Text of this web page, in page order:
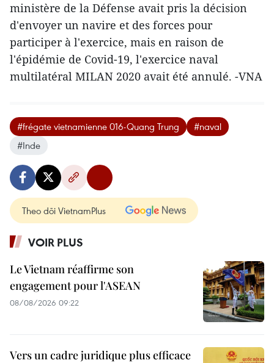
ministère de la Défense avait pris la décision
d'envoyer un navire et des forces pour
participer à l'exercice, mais en raison de
l'épidémie de Covid-19, l'exercice naval
multilatéral MILAN 2020 avait été annulé. -VNA
#frégate vietnamienne 016-Quang Trung
#naval
#Inde
Theo dõi VietnamPlus
VOIR PLUS
Le Vietnam réaffirme son
engagement pour l'ASEAN
08/08/2026 09:22
Vers un cadre juridique plus efficace